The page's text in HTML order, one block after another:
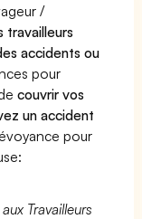
/
travailleurs
accidents ou
pour
couvrir vos
un accident
pour
Travailleurs